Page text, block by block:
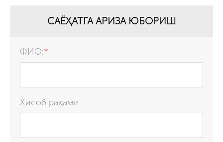
САЁҲАТГА АРИЗА ЮБОРИШ
ФИО:*
Ҳисоб рақами: